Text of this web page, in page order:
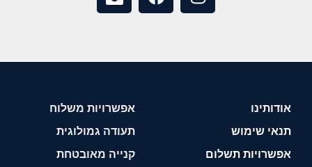
אודותינו
תנאי שימוש
אפשרויות תשלום
אפשרויות משלוח
תעודה גמולוגית
קנייה מאובטחת